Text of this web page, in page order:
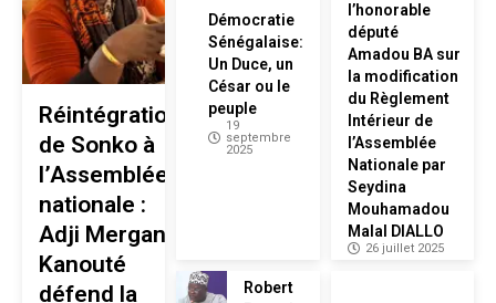
Réintégration
de Sonko à
l’Assemblée
nationale :
Adji Mergane
Kanouté
défend la
Démocratie
Sénégalaise:
Un Duce, un
César ou le
peuple
19
septembre
2025
l’honorable
député
Amadou BA sur
la modification
du Règlement
Intérieur de
l’Assemblée
Nationale par
Seydina
Mouhamadou
Malal DIALLO
26 juillet 2025
Robert